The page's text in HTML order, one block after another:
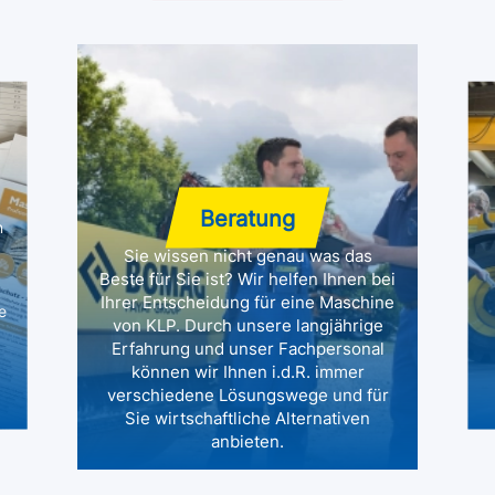
Beratung
Sie wissen nicht genau was das
Beste für Sie ist? Wir helfen Ihnen bei
Ihrer Entscheidung für eine Maschine
von KLP. Durch unsere langjährige
Erfahrung und unser Fachpersonal
können wir Ihnen i.d.R. immer
verschiedene Lösungswege und für
Sie wirtschaftliche Alternativen
anbieten.